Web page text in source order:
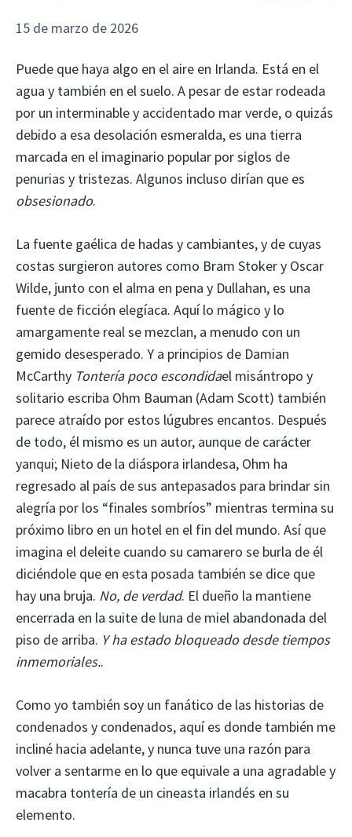
15 de marzo de 2026
Puede que haya algo en el aire en Irlanda. Está en el
agua y también en el suelo. A pesar de estar rodeada
por un interminable y accidentado mar verde, o quizás
debido a esa desolación esmeralda, es una tierra
marcada en el imaginario popular por siglos de
penurias y tristezas. Algunos incluso dirían que es
obsesionado.
La fuente gaélica de hadas y cambiantes, y de cuyas
costas surgieron autores como Bram Stoker y Oscar
Wilde, junto con el alma en pena y Dullahan, es una
fuente de ficción elegíaca. Aquí lo mágico y lo
amargamente real se mezclan, a menudo con un
gemido desesperado. Y a principios de Damian
McCarthy Tontería poco escondidael misántropo y
solitario escriba Ohm Bauman (Adam Scott) también
parece atraído por estos lúgubres encantos. Después
de todo, él mismo es un autor, aunque de carácter
yanqui; Nieto de la diáspora irlandesa, Ohm ha
regresado al país de sus antepasados ​​para brindar sin
alegría por los “finales sombríos” mientras termina su
próximo libro en un hotel en el fin del mundo. Así que
imagina el deleite cuando su camarero se burla de él
diciéndole que en esta posada también se dice que
hay una bruja. No, de verdad. El dueño la mantiene
encerrada en la suite de luna de miel abandonada del
piso de arriba. Y ha estado bloqueado desde tiempos
inmemoriales..
Como yo también soy un fanático de las historias de
condenados y condenados, aquí es donde también me
incliné hacia adelante, y nunca tuve una razón para
volver a sentarme en lo que equivale a una agradable y
macabra tontería de un cineasta irlandés en su
elemento.